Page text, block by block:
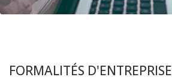
FORMALITÉS D'ENTREPRISE